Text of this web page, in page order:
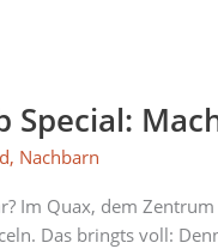
Special:
, Nachbarn
Im Quax, dem
Das bringts voll: